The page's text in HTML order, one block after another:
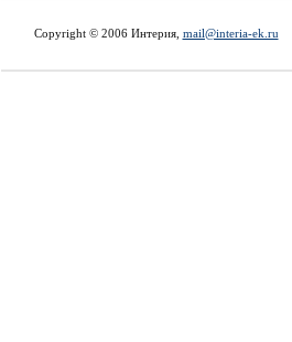
Copyright © 2006 Интерия, mail@interia-ek.ru